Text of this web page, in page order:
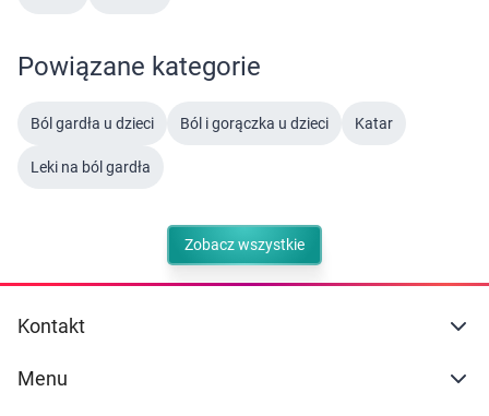
Powiązane kategorie
Ból gardła u dzieci Ból i gorączka u dzieci Katar
Leki na ból gardła
Zobacz wszystkie
Kontakt
Menu